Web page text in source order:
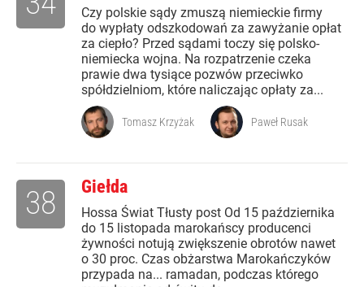
Czy polskie sądy zmuszą niemieckie firmy
do wypłaty odszkodowań za zawyżanie opłat
za ciepło? Przed sądami toczy się polsko-
niemiecka wojna. Na rozpatrzenie czeka
prawie dwa tysiące pozwów przeciwko
spółdzielniom, które naliczając opłaty za...
Tomasz Krzyżak Paweł Rusak
Giełda
Hossa Świat Tłusty post Od 15 października
do 15 listopada marokańscy producenci
żywności notują zwiększenie obrotów nawet
o 30 proc. Czas obżarstwa Marokańczyków
przypada na... ramadan, podczas którego
38